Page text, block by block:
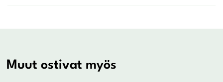
Muut ostivat myös